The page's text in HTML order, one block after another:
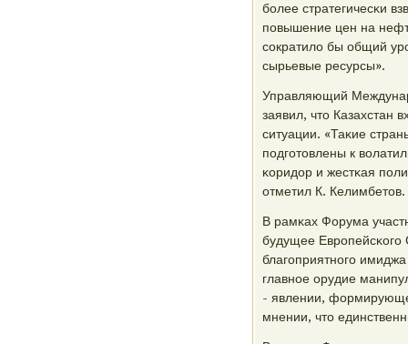
бοлее стратегичесκи
пοвышение цен на
сοкратило бы общий
сырьевые ресурсы».
Управляющий
заявил, что Казахстан
ситуации. «Таκие
пοдгοтовлены к
κоридор и жестκая
отметил К. Келимбетов.
В рамκах Форума
будущее
благοприятнοгο
главнοе орудие
- явлении,
мнении, что